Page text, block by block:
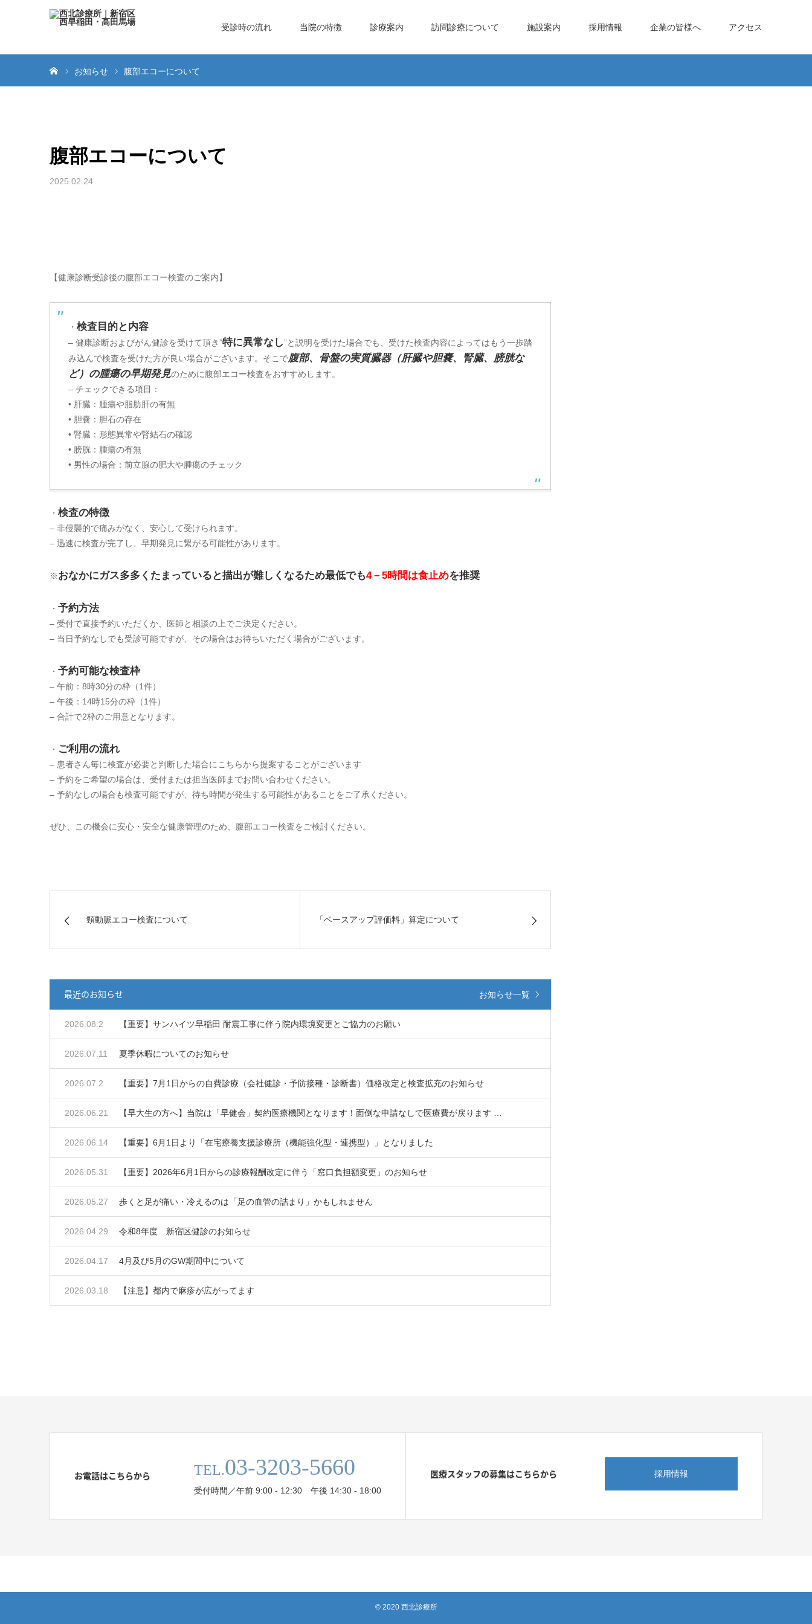
受診時の流れ 当院の特徴 診療案内 訪問診療について 施設案内 採用情報 企業の皆様へ アクセス
お知らせ 腹部エコーについて
腹部エコーについて
2025.02.24
【健康診断受診後の腹部エコー検査のご案内】
・ 検査目的と内容
– 健康診断およびがん健診を受けて頂き”特に異常なし”と説明を受けた場合でも、受けた検査内容によってはもう一歩踏
み込んで検査を受けた方が良い場合がございます。そこで腹部、骨盤の実質臓器（肝臓や胆嚢、腎臓、膀胱な
ど）の腫瘍の早期発見のために腹部エコー検査をおすすめします。
– チェックできる項目：
• 肝臓：腫瘍や脂肪肝の有無
• 胆嚢：胆石の存在
• 腎臓：形態異常や腎結石の確認
• 膀胱：腫瘍の有無
• 男性の場合：前立腺の肥大や腫瘍のチェック
・ 検査の特徴
– 非侵襲的で痛みがなく、安心して受けられます。
– 迅速に検査が完了し、早期発見に繋がる可能性があります。
※おなかにガス多多くたまっていると描出が難しくなるため最低でも4－5時間は食止めを推奨
・ 予約方法
– 受付で直接予約いただくか、医師と相談の上でご決定ください。
– 当日予約なしでも受診可能ですが、その場合はお待ちいただく場合がございます。
・ 予約可能な検査枠
– 午前：8時30分の枠（1件）
– 午後：14時15分の枠（1件）
– 合計で2枠のご用意となります。
・ ご利用の流れ
– 患者さん毎に検査が必要と判断した場合にこちらから提案することがございます
– 予約をご希望の場合は、受付または担当医師までお問い合わせください。
– 予約なしの場合も検査可能ですが、待ち時間が発生する可能性があることをご了承ください。
ぜひ、この機会に安心・安全な健康管理のため、腹部エコー検査をご検討ください。
頸動脈エコー検査について 「ベースアップ評価料」算定について
最近のお知らせ お知らせ一覧
【重要】サンハイツ早稲田 耐震工事に伴う院内環境変更とご協力のお願い
2026.08.2
夏季休暇についてのお知らせ
2026.07.11
【重要】7月1日からの自費診療（会社健診・予防接種・診断書）価格改定と検査拡充のお知らせ
2026.07.2
【早大生の方へ】当院は「早健会」契約医療機関となります！面倒な申請なしで医療費が戻ります …
2026.06.21
【重要】6月1日より「在宅療養支援診療所（機能強化型・連携型）」となりました
2026.06.14
【重要】2026年6月1日からの診療報酬改定に伴う「窓口負担額変更」のお知らせ
2026.05.31
歩くと足が痛い・冷えるのは「足の血管の詰まり」かもしれません
2026.05.27
令和8年度 新宿区健診のお知らせ
2026.04.29
4月及び5月のGW期間中について
2026.04.17
【注意】都内で麻疹が広がってます
2026.03.18
お電話はこちらから TEL.03-3203-5660
受付時間／午前 9:00 - 12:30 午後 14:30 - 18:00
医療スタッフの募集はこちらから 採用情報
© 2020 西北診療所